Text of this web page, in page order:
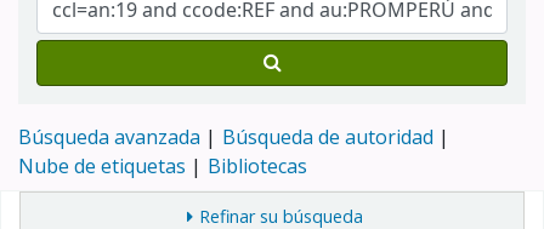
Búsqueda avanzada
Búsqueda de autoridad
Nube de etiquetas
Bibliotecas
Refinar su búsqueda